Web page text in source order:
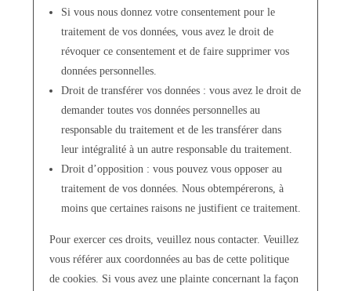
Si vous nous donnez votre consentement pour le
traitement de vos données, vous avez le droit de
révoquer ce consentement et de faire supprimer vos
données personnelles.
Droit de transférer vos données : vous avez le droit de
demander toutes vos données personnelles au
responsable du traitement et de les transférer dans
leur intégralité à un autre responsable du traitement.
Droit d’opposition : vous pouvez vous opposer au
traitement de vos données. Nous obtempérerons, à
moins que certaines raisons ne justifient ce traitement.
Pour exercer ces droits, veuillez nous contacter. Veuillez
vous référer aux coordonnées au bas de cette politique
de cookies. Si vous avez une plainte concernant la façon